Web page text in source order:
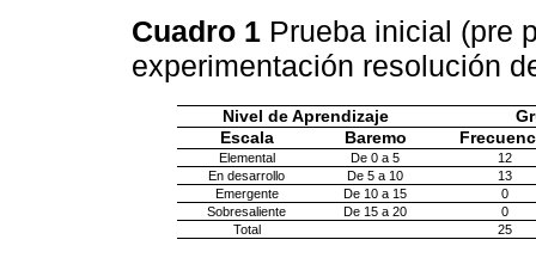
Cuadro 1 Prueba inicial (pre
experimentación resolución
Nivel de Aprendizaje
Escala
Baremo
Elemental De 0 a 5
12
En desarrollo
De 5 a 10
13
Emergente
De 10 a 15
0
Sobresaliente
De 15 a 20
0
Total
25